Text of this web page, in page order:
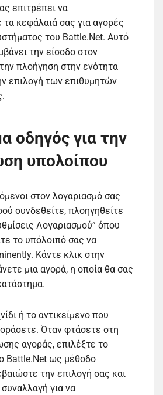
επιτρέπει να
τα κεφάλαιά σας για αγορές
του Battle.Net. Αυτό
την είσοδο στον
πλοήγηση στην ενότητα
επιλογή των επιθυμητών
οδηγός για την
υπολοίπου
στον λογαριασμό σας
συνδεθείτε, πλοηγηθείτε
Λογαριασμού” όπου
το υπόλοιπό σας να
Κάντε κλικ στην
μια αγορά, η οποία θα σας
ή το αντικείμενο που
Όταν φτάσετε στη
αγοράς, επιλέξτε το
Battle.Net ως μέθοδο
την επιλογή σας και
για να